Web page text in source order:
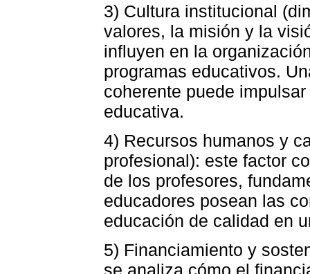
3) Cultura institucional
valores, la misión y la
influyen en la
programas educativos.
coherente puede
educativa.
4) Recursos humanos y
profesional): este factor
de los profesores,
educadores posean las
educación de calidad en
5) Financiamiento y
se analiza cómo el